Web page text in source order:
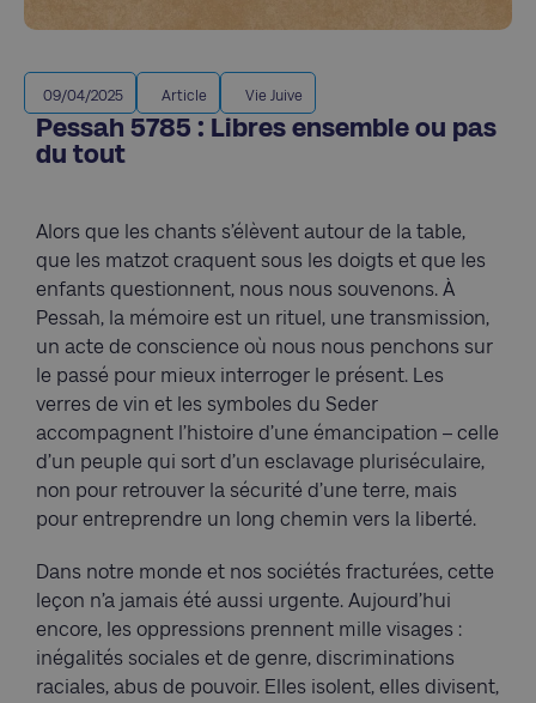
09/04/2025 Article Vie Juive
Pessah 5785 : Libres ensemble ou pas
du tout
Alors que les chants s’élèvent autour de la table,
que les matzot craquent sous les doigts et que les
enfants questionnent, nous nous souvenons. À
Pessah, la mémoire est un rituel, une transmission,
un acte de conscience où nous nous penchons sur
le passé pour mieux interroger le présent. Les
verres de vin et les symboles du Seder
accompagnent l’histoire d’une émancipation – celle
d’un peuple qui sort d’un esclavage pluriséculaire,
non pour retrouver la sécurité d’une terre, mais
pour entreprendre un long chemin vers la liberté.
Dans notre monde et nos sociétés fracturées, cette
leçon n’a jamais été aussi urgente. Aujourd’hui
encore, les oppressions prennent mille visages :
inégalités sociales et de genre, discriminations
raciales, abus de pouvoir. Elles isolent, elles divisent,